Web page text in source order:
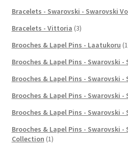
Bracelets - Swarovski - Swarovski
Bracelets - Vittoria (3)
Brooches & Lapel Pins - Laatukoru
Brooches & Lapel Pins - Swarovski
Brooches & Lapel Pins - Swarovski
Brooches & Lapel Pins - Swarovski
Brooches & Lapel Pins - Swarovski -
Brooches & Lapel Pins - Swarovski -
Collection (1)